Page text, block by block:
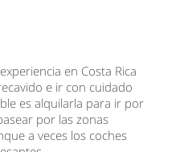
en Costa Rica
e ir con cuidado
es alquilarla para ir por
por las zonas
a veces los coches